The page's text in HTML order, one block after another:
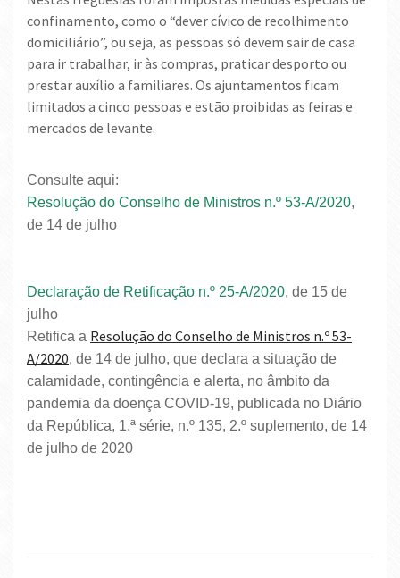
confinamento, como o “dever cívico de recolhimento
domiciliário”, ou seja, as pessoas só devem sair de casa
para ir trabalhar, ir às compras, praticar desporto ou
prestar auxílio a familiares. Os ajuntamentos ficam
limitados a cinco pessoas e estão proibidas as feiras e
mercados de levante.
Consulte aqui:
Resolução do Conselho de Ministros n.º 53-A/2020,
de 14 de julho
Declaração de Retificação n.º 25-A/2020, de 15 de
julho
Retifica a Resolução do Conselho de Ministros n.º 53-
A/2020, de 14 de julho, que declara a situação de
calamidade, contingência e alerta, no âmbito da
pandemia da doença COVID-19, publicada no Diário
da República, 1.ª série, n.º 135, 2.º suplemento, de 14
de julho de 2020